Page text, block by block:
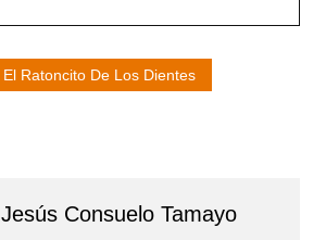
El Ratoncito De Los Dientes
Jesús Consuelo Tamayo